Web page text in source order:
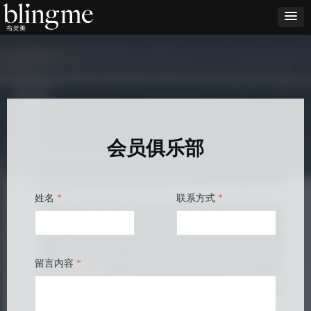
会员俱乐部
姓名 * 联系方式 *
留言内容 *